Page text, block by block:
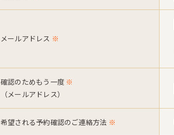
メールアドレス ※
確認のためもう一度 ※
（メールアドレス）
希望される予約確認のご連絡方法 ※